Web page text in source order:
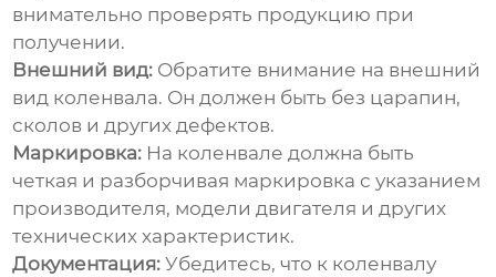
внимательно проверять продукцию при
получении.
Внешний вид: Обратите внимание на внешний
вид коленвала. Он должен быть без царапин,
сколов и других дефектов.
Маркировка: На коленвале должна быть
четкая и разборчивая маркировка с указанием
производителя, модели двигателя и других
технических характеристик.
Документация: Убедитесь, что к коленвалу